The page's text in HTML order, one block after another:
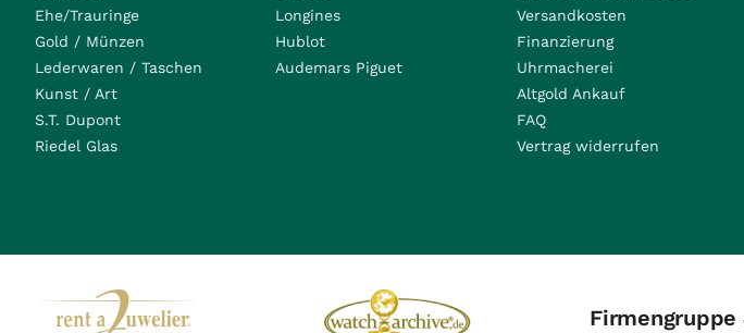
Ehe/Trauringe
Gold / Münzen
Lederwaren / Taschen
Kunst / Art
S.T. Dupont
Riedel Glas
Longines
Hublot
Audemars Piguet
Versandkosten
Finanzierung
Uhrmacherei
Altgold Ankauf
FAQ
Vertrag widerrufen